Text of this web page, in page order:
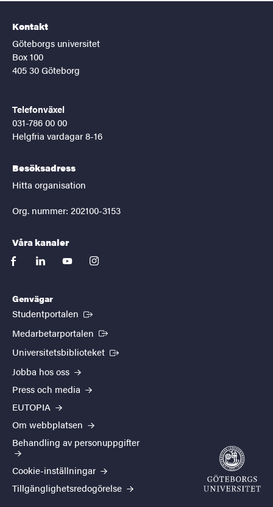
Kontakt
Göteborgs universitet
Box 100
405 30 Göteborg
Telefonväxel
031-786 00 00
Helgfria vardagar 8-16
Besöksadress
Hitta organisation
Org. nummer: 202100-3153
Våra kanaler
facebooklinkedinyoutubeinstagram
Genvägar
Studentportalen (Extern länk)
Medarbetarportalen (Extern länk)
Universitetsbiblioteket (Extern länk)
Jobba hos oss
Press och media
EUTOPIA
Om webbplatsen
Behandling av personuppgifter
Cookie-inställningar
Tillgänglighetsredogörelse